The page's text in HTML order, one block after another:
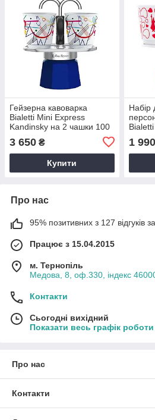
Гейзерна кавоварка
Bialetti Mini Express
Kandinsky на 2 чашки 100
3 650 ₴
Купити
Набір
1 990
Про нас
95% позитивних з 127 відгуків
Працює з 15.04.2015
м. Тернопіль
Медова, 8, оф.330, індекс
Контакти
Сьогодні вихідний
Показати весь графік роботи
Про нас
Контакти